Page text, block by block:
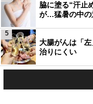
脇に塗る“汗止
が…猛暑の中の
大腸がんは「
治りにくい
5